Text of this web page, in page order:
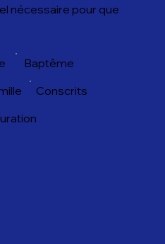
nécessaire pour que
Baptême
Conscrits